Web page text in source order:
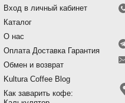
Вход в личный кабинет
Каталог
О нас
Оплата Доставка Гарантия
Обмен и возврат
Kultura Coffee Blog
Как заварить кофе: